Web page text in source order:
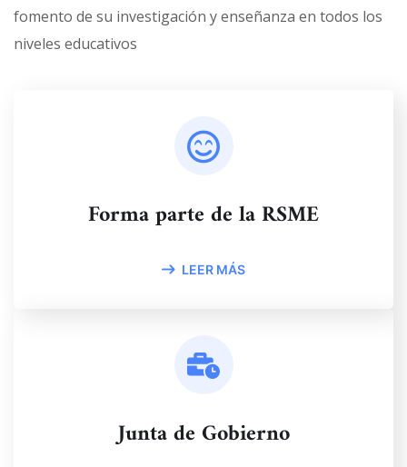
fomento de su investigación y enseñanza en todos los
niveles educativos
Forma parte de la RSME
LEER MÁS
Junta de Gobierno